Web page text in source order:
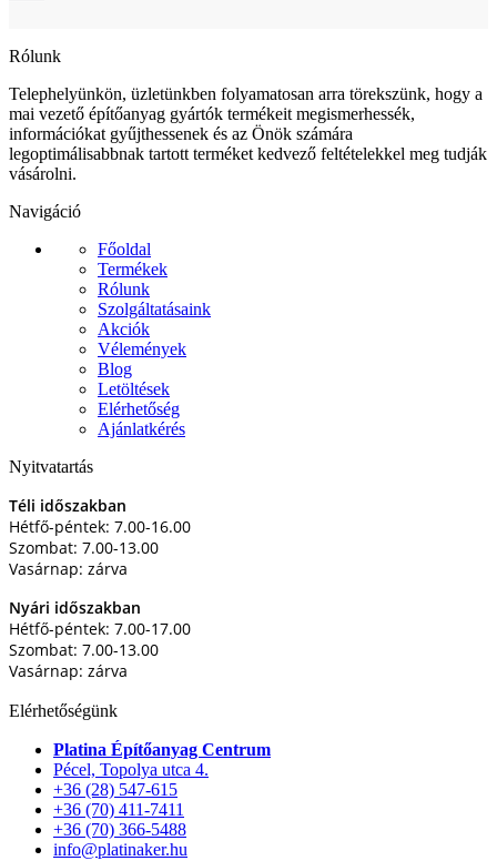
Rólunk
Telephelyünkön, üzletünkben folyamatosan arra törekszünk, hogy a
mai vezető építőanyag gyártók termékeit megismerhessék,
információkat gyűjthessenek és az Önök számára
legoptimálisabbnak tartott terméket kedvező feltételekkel meg tudják
vásárolni.
Navigáció
Főoldal
Termékek
Rólunk
Szolgáltatásaink
Akciók
Vélemények
Blog
Letöltések
Elérhetőség
Ajánlatkérés
Nyitvatartás
Téli időszakban
Hétfő-péntek: 7.00-16.00
Szombat: 7.00-13.00
Vasárnap: zárva
Nyári időszakban
Hétfő-péntek: 7.00-17.00
Szombat: 7.00-13.00
Vasárnap: zárva
Elérhetőségünk
Platina Építőanyag Centrum
Pécel, Topolya utca 4.
+36 (28) 547-615
+36 (70) 411-7411
+36 (70) 366-5488
info@platinaker.hu